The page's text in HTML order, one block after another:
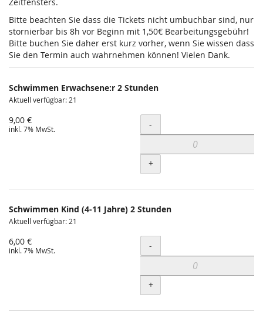
Bitte beachten Sie dass die Tickets nicht umbuchbar sind, nur
stornierbar bis 8h vor Beginn mit 1,50€ Bearbeitungsgebühr!
Bitte buchen Sie daher erst kurz vorher, wenn Sie wissen dass
Sie den Termin auch wahrnehmen können! Vielen Dank.
Schwimmen Erwachsene:r 2 Stunden
Aktuell verfügbar: 21
9,00 €
inkl. 7% MwSt. Menge
-
+
Schwimmen Kind (4-11 Jahre) 2 Stunden
Aktuell verfügbar: 21
6,00 €
inkl. 7% MwSt. Menge
-
+